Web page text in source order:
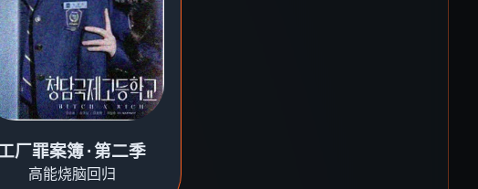
厂罪案簿·第二季
高能烧脑回归